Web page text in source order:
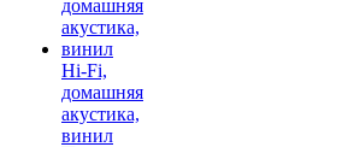
Hi-Fi,
домашняя
акустика,
винил